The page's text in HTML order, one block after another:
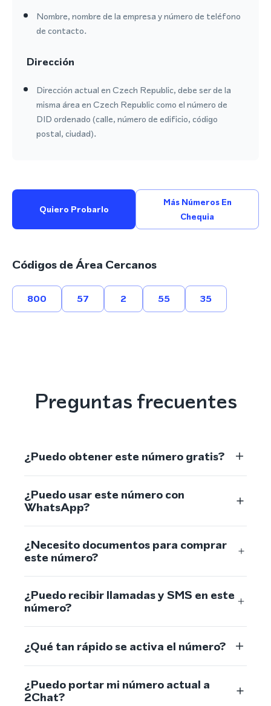
Nombre, nombre de la empresa y número de teléfono
de contacto.
Dirección
Dirección actual en Czech Republic, debe ser de la
misma área en Czech Republic como el número de
DID ordenado (calle, número de edificio, código
postal, ciudad).
Quiero Probarlo
Más Números En
Chequia
Códigos de Área Cercanos
800 57 2 55 35
Preguntas frecuentes
¿Puedo obtener este número gratis?
¿Puedo usar este número con
WhatsApp?
¿Necesito documentos para comprar
este número?
¿Puedo recibir llamadas y SMS en este
número?
¿Qué tan rápido se activa el número?
¿Puedo portar mi número actual a
2Chat?